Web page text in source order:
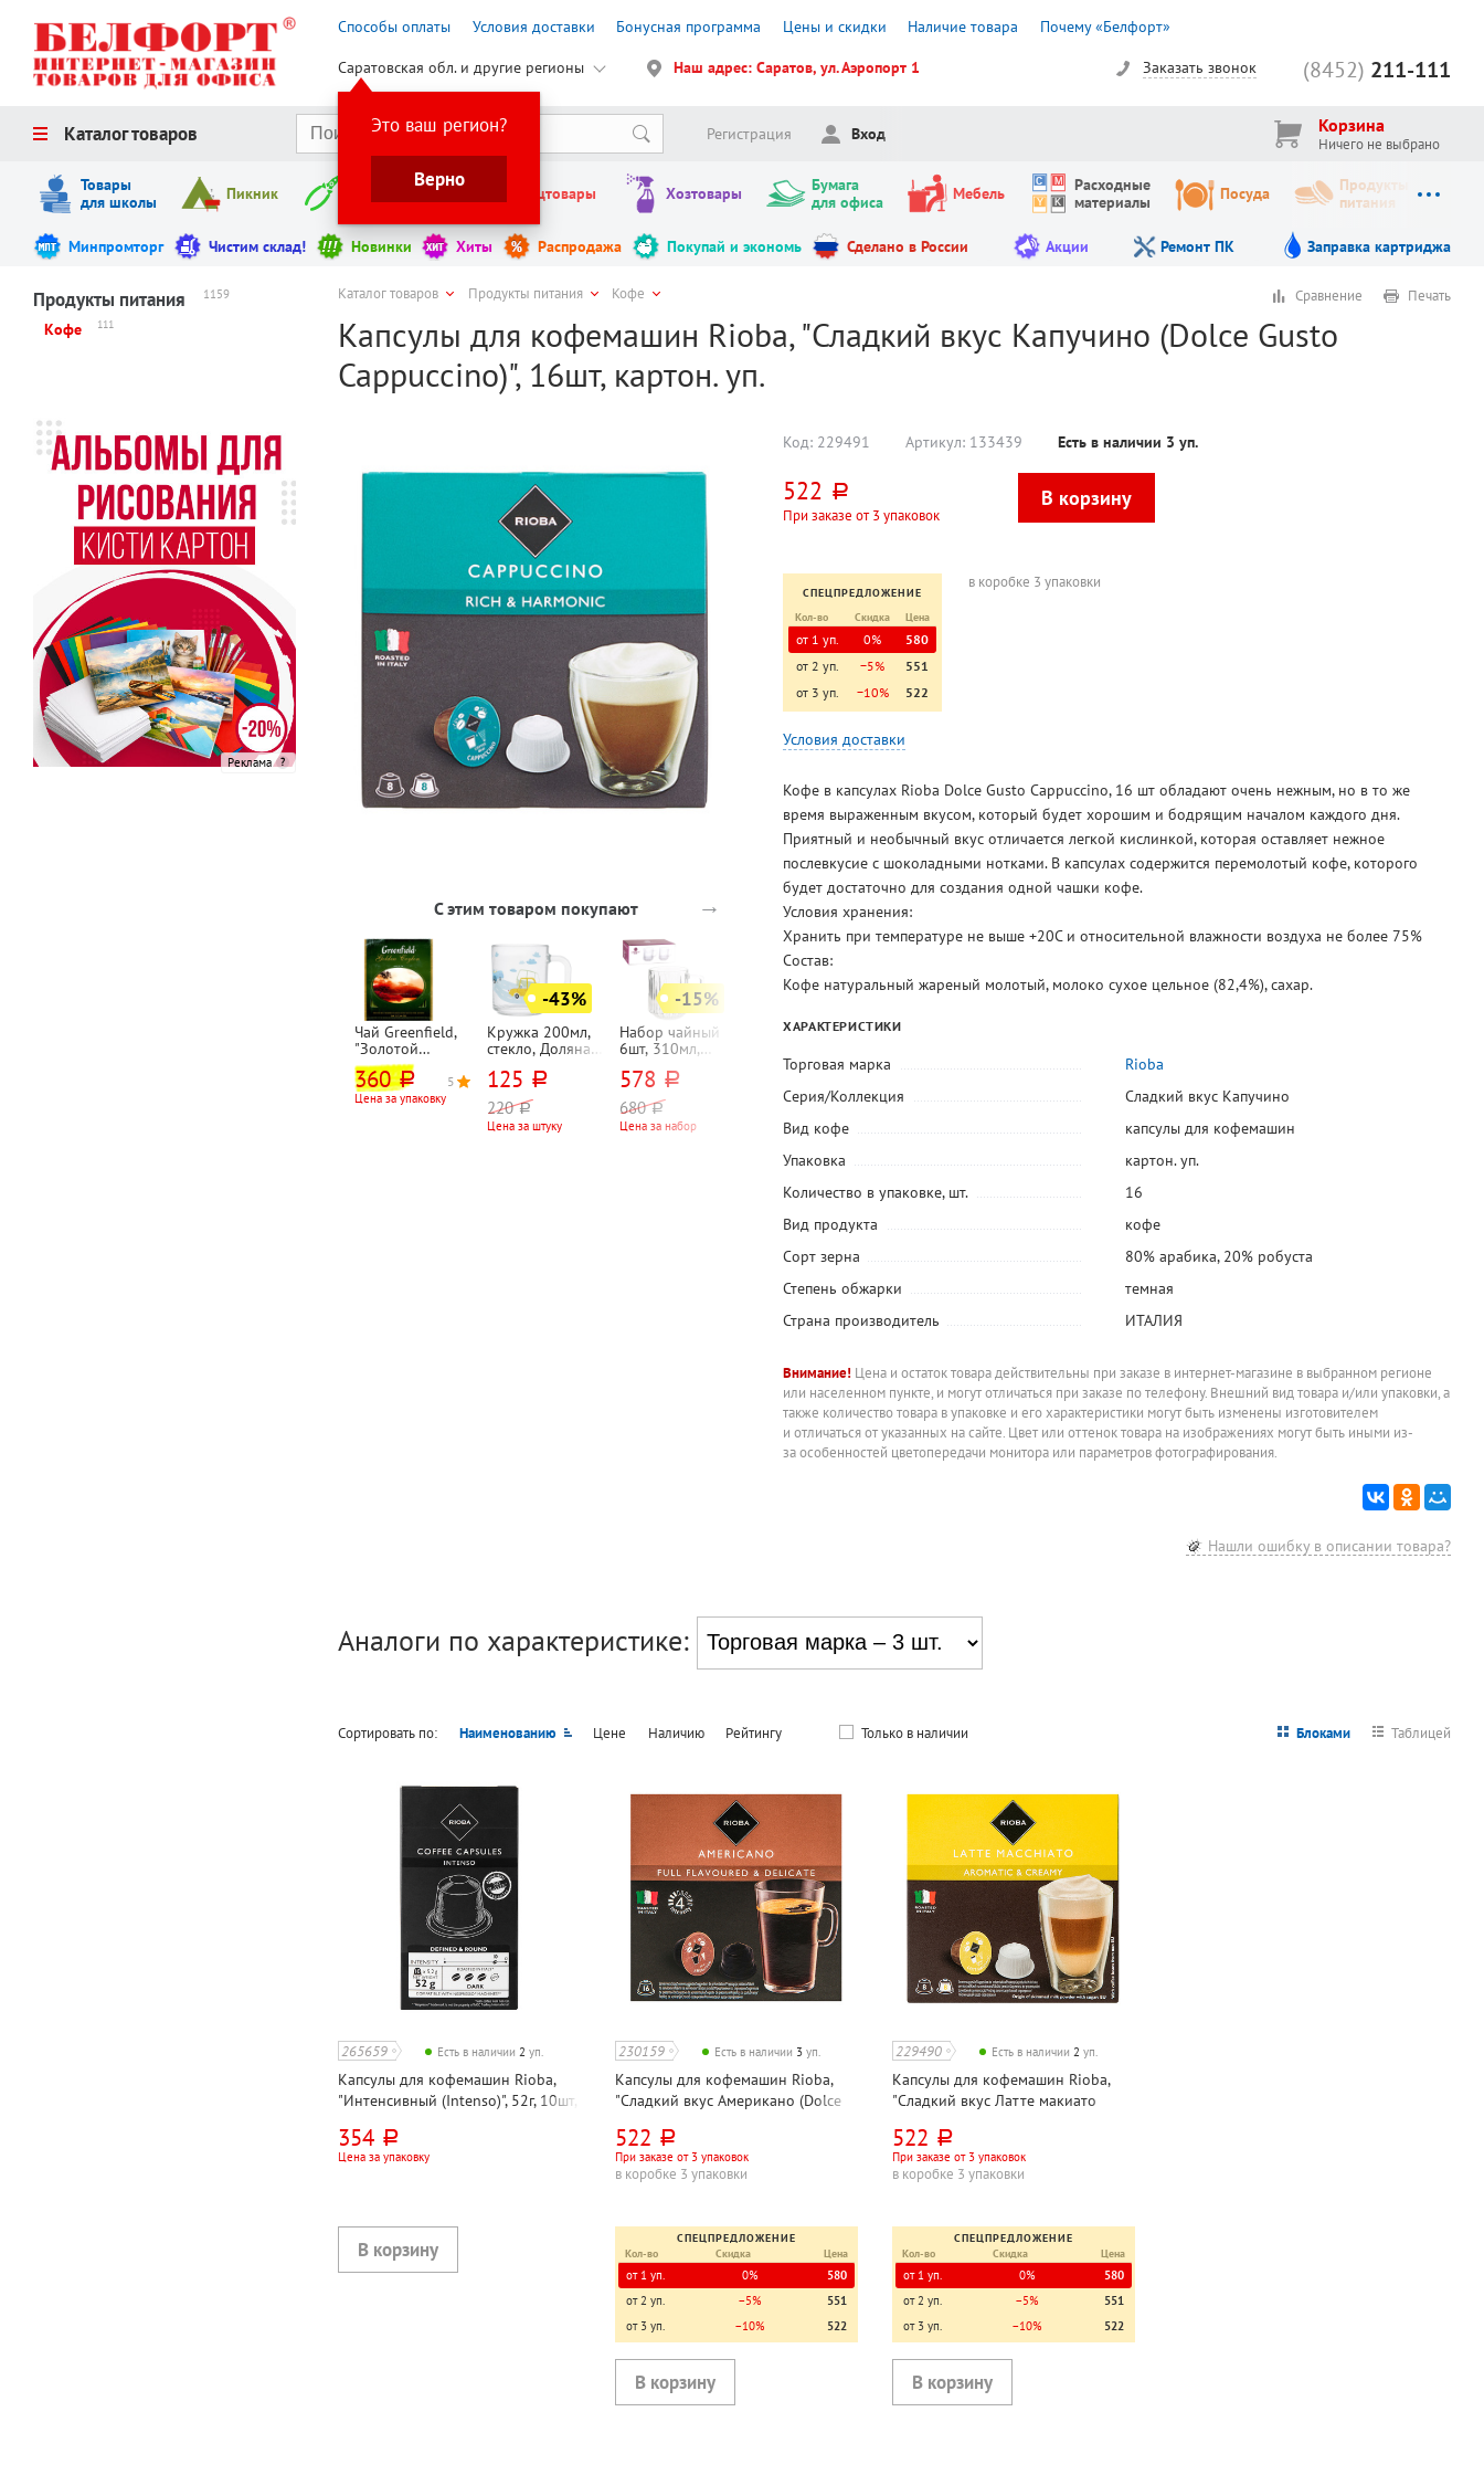
Способы оплаты Условия доставки Бонусная программа Цены и скидки Наличие товара Почему «Белфорт»
Саратовская обл. и другие регионы
Это ваш регион?
Верно
Наш адрес: Саратов, ул. Аэропорт 1 (8452) 211-111
Заказать звонок
Каталог товаров Регистрация Вход Корзина
Ничего не выбрано
Товары
для школы
Пикник Инструменты Канцтовары Хозтовары
Бумага
для офиса
Мебель
Расходные
материалы
Посуда
Продукты
питания
Минпромторг Чистим склад! Новинки Хиты Распродажа Покупай и экономь Сделано в России Акции Ремонт ПК Заправка картриджа
Продукты питания 1159
Кофе 111
Реклама
Каталог товаров Продукты питания Кофе
Капсулы для кофемашин Rioba, "Сладкий вкус Капучино (Dolce Gusto
Cappuccino)", 16шт, картон. уп.
Сравнение Печать
С этим товаром покупают →
Чай Greenfield,
"Золотой
Цейлон (Golden
Ceylon)",
черный,
360 руб.
Цена за упаковку
5 5
-43%
Кружка 200мл,
стекло, Доляна,
125 руб.
220 руб.
Цена за штуку
-15%
Набор чайный
6шт, 310мл,
"Лед (Ice)", в
подарочной
упаковке
578 руб.
680 руб.
Цена за набор
-15%
Чайник со
нержавеющая
AK-522,
гранит, для всех
индукционное
1 360
1 600 руб.
Цена за штуку
Печенье
"Американское",
хлопьями и
глазури, 200г
96,30
При заказе от 8
вареной
82,80
При заказе от 12
Fitness Shock,
горячим
121
Цена за штуку Цена за упаковку
Код: 229491 Артикул: 133439 Есть в наличии 3 уп.
522 руб.
При заказе от 3 упаковок
СПЕЦПРЕДЛОЖЕНИЕ
Кол-во
Скидка Цена
от 1 уп. 0%
580
от 2 уп.
−5%
551
от 3 уп.
−10% 522
в коробке 3 упаковки
Условия доставки
Кофе в капсулах Rioba Dolce Gusto Cappuccino, 16 шт обладают очень нежным, но в то же
время выраженным вкусом, который будет хорошим и бодрящим началом каждого дня.
Приятный и необычный вкус отличается легкой кислинкой, которая оставляет нежное
послевкусие с шоколадными нотками. В капсулах содержится перемолотый кофе, которого
будет достаточно для создания одной чашки кофе.
Условия хранения:
Хранить при температуре не выше +20С и относительной влажности воздуха не более 75%
Состав:
Кофе натуральный жареный молотый, молоко сухое цельное (82,4%), сахар.
ХАРАКТЕРИСТИКИ
Торговая марка
Rioba
Серия/Коллекция
Сладкий вкус Капучино
Вид кофе
капсулы для кофемашин
Упаковка
картон. уп.
Количество в упаковке, шт.
16
Вид продукта
кофе
Сорт зерна
80% арабика, 20% робуста
Степень обжарки
темная
Страна производитель
ИТАЛИЯ
Внимание! Цена и остаток товара действительны при заказе в интернет-магазине в выбранном регионе
или населенном пункте, и могут отличаться при заказе по телефону. Внешний вид товара и/или упаковки, а
также количество товара в упаковке и его характеристики могут быть изменены изготовителем
и отличаться от указанных на сайте. Цвет или оттенок товара на изображениях могут быть иными из-
за особенностей цветопередачи монитора или параметров фотографирования.
Нашли ошибку в описании товара?
Аналоги по характеристике:
Сортировать по: Наименованию Цене Наличию Рейтингу Только в наличии Блоками Таблицей
265659 Есть в наличии 2 уп.
Капсулы для кофемашин Rioba,
"Интенсивный (Intenso)", 52г, 10шт,
354 руб.
Цена за упаковку
230159 Есть в наличии 3 уп.
Капсулы для кофемашин Rioba,
"Сладкий вкус Американо (Dolce
картон. уп.
522 руб.
При заказе от 3 упаковок
в коробке 3 упаковки
СПЕЦПРЕДЛОЖЕНИЕ
Кол-во
Скидка Цена
от 1 уп. 0%
580
от 2 уп.
−5%
551
от 3 уп.
−10% 522
229490 Есть в наличии 2 уп.
Капсулы для кофемашин Rioba,
"Сладкий вкус Латте макиато
192г, 16шт, картон. уп.
522 руб.
При заказе от 3 упаковок
в коробке 3 упаковки
СПЕЦПРЕДЛОЖЕНИЕ
Кол-во
Скидка Цена
от 1 уп. 0%
580
от 2 уп.
−5%
551
от 3 уп.
−10% 522